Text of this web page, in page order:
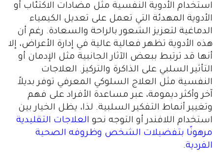
استخدام الأدوية النفسية مثل مضادات الاكتئاب أو
الأدوية المهدئة التي تعمل على تعديل الكيمياء
الدماغية لتعزيز الشعور بالراحة والسعادة. رغم أن
هذه الأدوية تظهر فعالية عالية في إدارة الأعراض، إلا
أنها قد ترتبط ببعض الآثار الجانبية مثل الإدمان أو
التأثير السلبي على الذاكرة والتركيز. العلاجات
النفسية مثل العلاج السلوكي المعرفي توفر بديلاً
آخر وأكثر ديمومة، عبر مساعدة الأفراد على فهم
وتغيير أنماط التفكير السلبية. لذا، يظل الخيار بين
استخدام اللافندر أو التوجه نحو العلاجات التقليدية
مرهونًا بتفضيلات الشخص وظروفه الصحية
الفردية.